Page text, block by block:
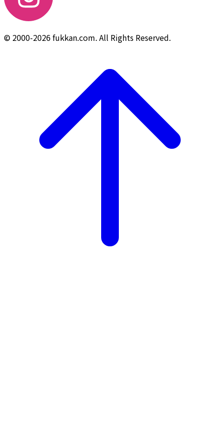
© 2000-2026 fukkan.com. All Rights Reserved.